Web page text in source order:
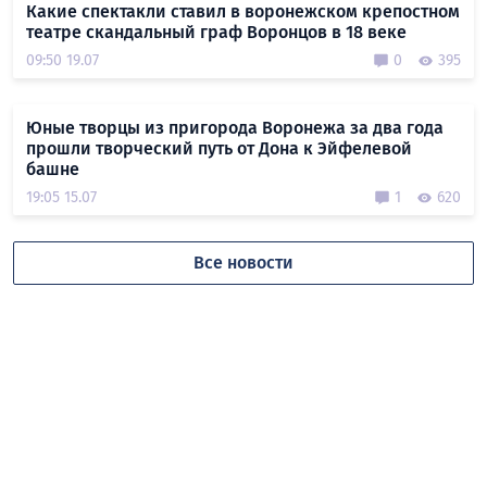
Какие спектакли ставил в воронежском крепостном
театре скандальный граф Воронцов в 18 веке
09:50 19.07 0 395
Юные творцы из пригорода Воронежа за два года
прошли творческий путь от Дона к Эйфелевой
башне
19:05 15.07 1 620
Все новости